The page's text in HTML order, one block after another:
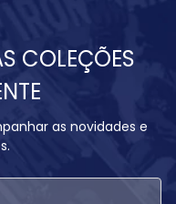
COLEÇÕES
as novidades e